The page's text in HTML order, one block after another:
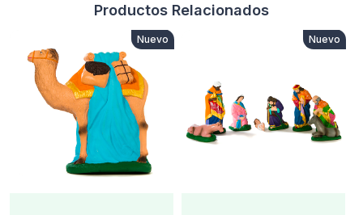
Productos Relacionados
Nuevo Nuevo